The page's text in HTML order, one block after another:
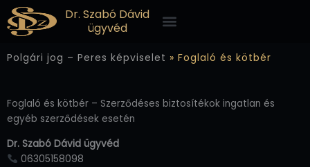
Skip
to
content
Dr. Szabó Dávid
ügyvéd
Menü
Polgári jog – Peres képviselet » Foglaló és kötbér
Foglaló és kötbér – Szerződéses biztosítékok ingatlan és
egyéb szerződések esetén
Dr. Szabó Dávid ügyvéd
06305158098